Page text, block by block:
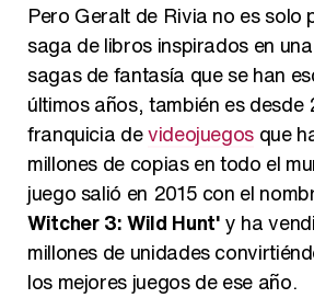
Pero Geralt de Rivia no es solo
saga de libros inspirados en
sagas de fantasía que se han
últimos años, también es desde
franquicia devideojuegos que
millones de copias en todo el
juego salió en 2015 con el
Witcher 3: Wild Hunt'y ha
millones de unidades
los mejores juegos de ese año.